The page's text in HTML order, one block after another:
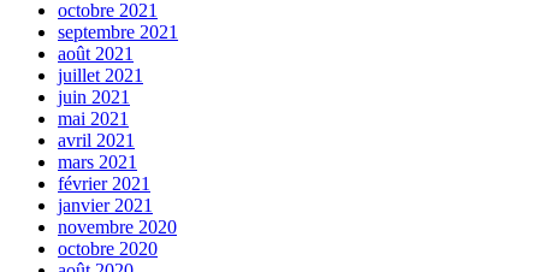
octobre 2021
septembre 2021
août 2021
juillet 2021
juin 2021
mai 2021
avril 2021
mars 2021
février 2021
janvier 2021
novembre 2020
octobre 2020